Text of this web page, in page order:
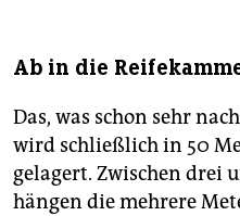
Ab in die
Das, was schon sehr
wird schließlich in 50
gelagert. Zwischen drei
hängen die mehrere